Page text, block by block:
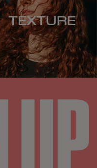
TEXTURE